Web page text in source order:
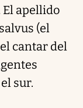
El apellido
(el
cantar del
sur.